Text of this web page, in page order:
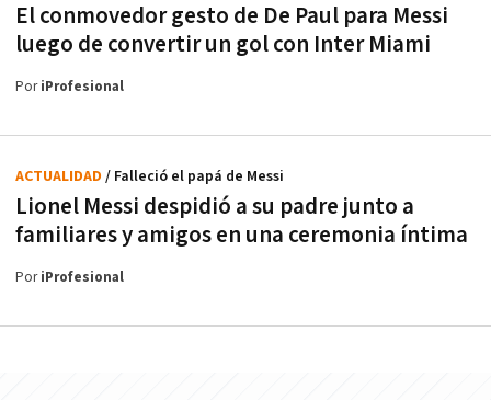
El conmovedor gesto de De Paul para Messi
luego de convertir un gol con Inter Miami
PoriProfesional
Lionel Messi despidió a su padre junto a
familiares y amigos en una ceremonia íntima
ACTUALIDAD / Falleció el papá de Messi
PoriProfesional